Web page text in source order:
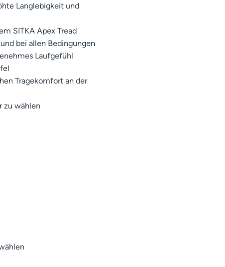
Langlebigkeit und
SITKA Apex Tread
bei allen Bedingungen
Laufgefühl
Tragekomfort an der
zu wählen